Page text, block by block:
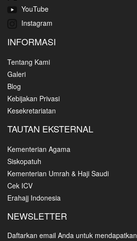
YouTube
Instagram
INFORMASI
Tentang Kami
Galeri
Blog
Kebijakan Privasi
Kesekretariatan
TAUTAN EKSTERNAL
Kementerian Agama
Siskopatuh
Kementerian Umrah & Haji Saudi
Cek ICV
Erahajj Indonesia
NEWSLETTER
Daftarkan email Anda untuk